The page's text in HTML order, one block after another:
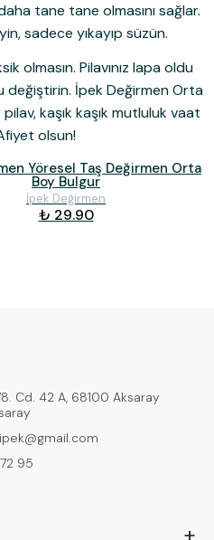
tane tane olmasını sağlar.
sadece yıkayıp süzün.
olmasın. Pilavınız lapa oldu
değiştirin. İpek Değirmen Orta
pilav, kaşık kaşık mutluluk vaat
olsun!
Yöresel Taş Değirmen Orta
Boy Bulgur
İpek Değirmen
₺ 29.90
Cd. 42 A, 68100 Aksaray
95